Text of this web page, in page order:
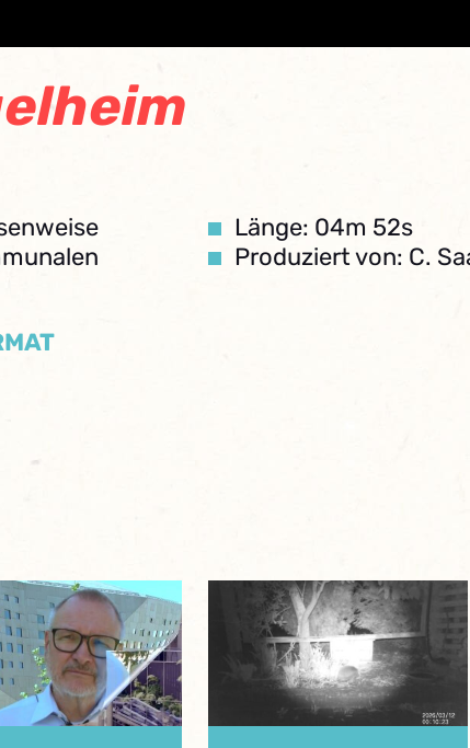
Länge: 04m 52s
Produziert von: C.